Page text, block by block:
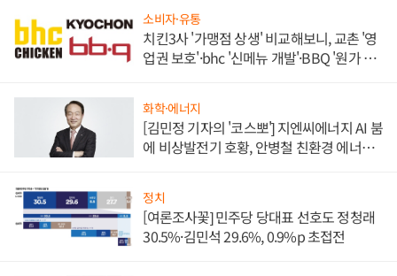
소비자·유통
치킨3사 '가맹점 상생' 비교해보니, 교촌 '영
업권 보호'·bhc '신메뉴 개발'·BBQ '원가 부
화학·에너지
[김민정 기자의 '코스뽀'] 지엔씨에너지 AI 붐
에 비상발전기 호황, 안병철 친환경 에너지
정치
[여론조사꽃] 민주당 당대표 선호도 정청래
30.5%·김민석 29.6%, 0.9%p 초접전